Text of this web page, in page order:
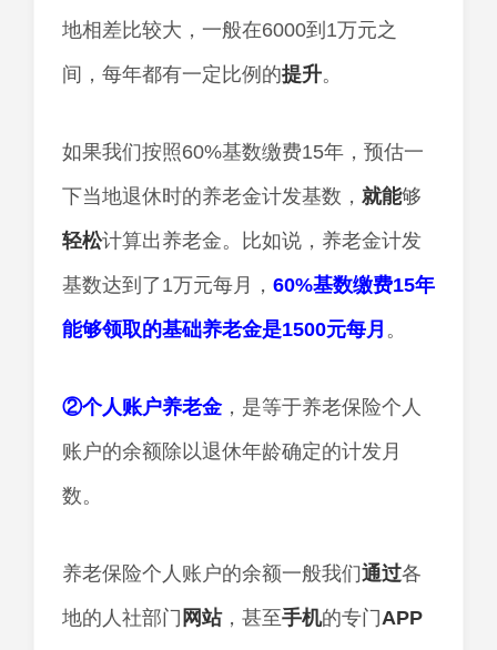
地相差比较大，一般在6000到1万元之
间，每年都有一定比例的提升。
如果我们按照60%基数缴费15年，预估一
下当地退休时的养老金计发基数， 就能够
轻松计算出养老金。比如说，养老金计发
基数达到了1万元每月， 60%基数缴费15年
能够领取的基础养老金是1500元每月 。
②个人账户养老金，是等于养老保险个人
账户的余额除以退休年龄确定的计发月
数。
养老保险个人账户的余额一般我们通过各
地的人社部门 网站，甚至手机的专门APP